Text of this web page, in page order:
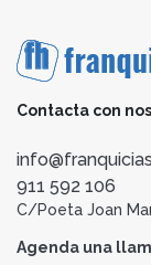
Contacta con
911 592 106
C/Poeta Joan
Agenda una